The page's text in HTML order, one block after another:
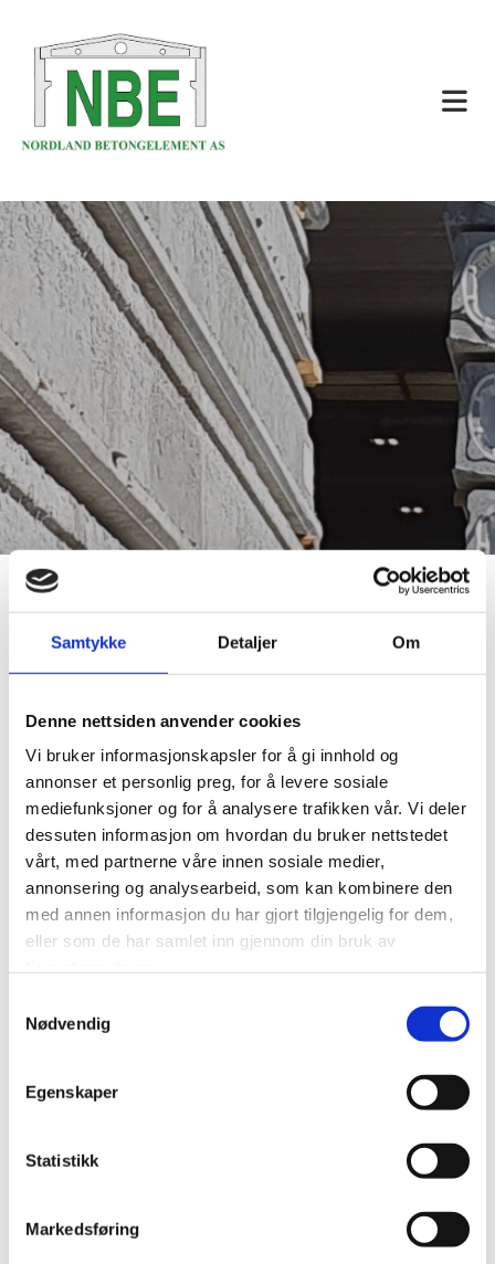
Samtykke Detaljer Om
Denne nettsiden anvender cookies
Vi bruker informasjonskapsler for å gi innhold og
annonser et personlig preg, for å levere sosiale
mediefunksjoner og for å analysere trafikken vår. Vi deler
dessuten informasjon om hvordan du bruker nettstedet
vårt, med partnerne våre innen sosiale medier,
annonsering og analysearbeid, som kan kombinere den
med annen informasjon du har gjort tilgjengelig for dem,
eller som de har samlet inn gjennom din bruk av
Nødvendig
Egenskaper
Statistikk
Markedsføring
De flest bygg har brannkrav til etasjeskiller.
temperaturpåvirkning. På bakgrunn av dette er betong ansett som det
beste konstruksjonsmaterialet når det gjelder brannmotstand.
Hulldekkeelementene leveres i brannmotstandtid fra 30 til 120 minutter,
avhengig av elementtype, uten behov for fordyrende brannbeskyttelse.
Brannklasse kan økes ytterligere ved konstruktive tiltak.